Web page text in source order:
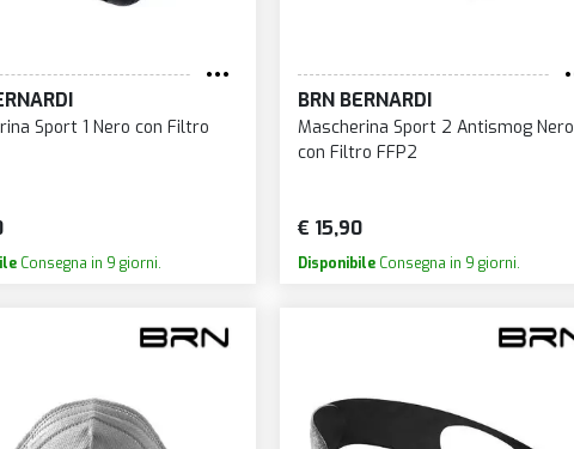
Sport 1 Nero con Filtro
Consegna in 9 giorni.
BRN BERNARDI
Mascherina Sport 2 Antismog Nero
con Filtro FFP2
€ 15,90
DisponibileConsegna in 9 giorni.